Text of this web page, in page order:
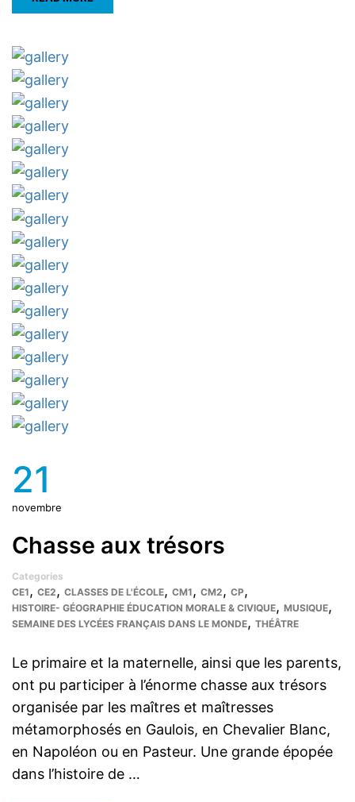
21
novembre
Chasse aux trésors
Categories
CE1, CE2, CLASSES DE L'ÉCOLE, CM1, CM2, CP,
HISTOIRE- GÉOGRAPHIE ÉDUCATION MORALE & CIVIQUE, MUSIQUE,
SEMAINE DES LYCÉES FRANÇAIS DANS LE MONDE, THÉÂTRE
Le primaire et la maternelle, ainsi que les parents,
ont pu participer à l’énorme chasse aux trésors
organisée par les maîtres et maîtresses
métamorphosés en Gaulois, en Chevalier Blanc,
en Napoléon ou en Pasteur. Une grande épopée
dans l’histoire de …